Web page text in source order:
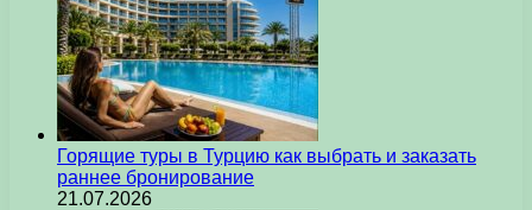
Горящие туры в Турцию как выбрать и заказать
раннее бронирование
21.07.2026